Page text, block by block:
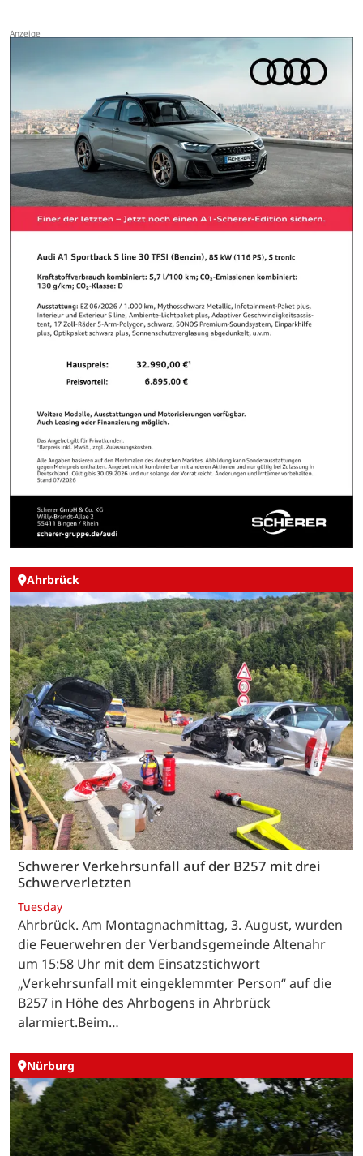
Ahrbrück
Schwerer Verkehrsunfall auf der B257 mit drei
Schwerverletzten
Tuesday
Ahrbrück. Am Montagnachmittag, 3. August, wurden
die Feuerwehren der Verbandsgemeinde Altenahr
um 15:58 Uhr mit dem Einsatzstichwort
„Verkehrsunfall mit eingeklemmter Person“ auf die
B257 in Höhe des Ahrbogens in Ahrbrück
alarmiert.Beim…
Nürburg